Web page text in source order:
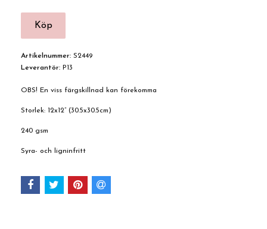
Artikelnummer: S2449
Leverantör: P13
OBS! En viss färgskillnad kan förekomma
Storlek: 12x12” (30.5x30.5cm)
240 gsm
Syra- och ligninfritt